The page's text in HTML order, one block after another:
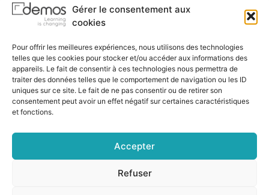
Gérer le consentement aux
cookies
Pour offrir les meilleures expériences, nous utilisons des technologies
telles que les cookies pour stocker et/ou accéder aux informations des
appareils. Le fait de consentir à ces technologies nous permettra de
traiter des données telles que le comportement de navigation ou les ID
uniques sur ce site. Le fait de ne pas consentir ou de retirer son
consentement peut avoir un effet négatif sur certaines caractéristiques
et fonctions.
Accepter
Refuser
Presse
Catalogues
Aide
Nous contacter
Nous trouver
Préparer sa formation
Sessions garanties
Qualité & certification